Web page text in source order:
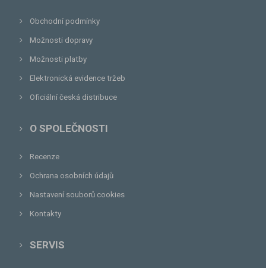
Obchodní podmínky
Možnosti dopravy
Možnosti platby
Elektronická evidence tržeb
Oficiální česká distribuce
O SPOLEČNOSTI
Recenze
Ochrana osobních údajů
Nastavení souborů cookies
Kontakty
SERVIS